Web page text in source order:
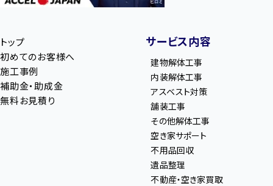
トップ
初めてのお客様へ
施工事例
補助金・助成金
無料お見積り
サービス内容
建物解体工事
内装解体工事
アスベスト対策
舗装工事
その他解体工事
空き家サポート
不用品回収
遺品整理
不動産・空き家買取